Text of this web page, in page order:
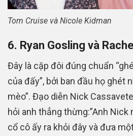
Tom Cruise và Nicole Kidman
6. Ryan Gosling và
Đây là cặp đôi đúng chuẩn
của đấy”, bởi ban đầu họ ghét
mèo”. Đạo diễn Nick
hỏi anh thẳng thừng:”Anh Nick
cổ cô ấy ra khỏi đây và đưa